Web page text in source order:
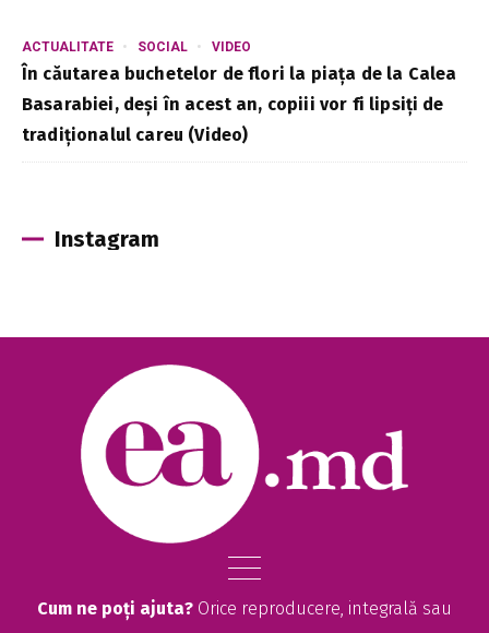
ACTUALITATE SOCIAL VIDEO
În căutarea buchetelor de flori la piața de la Calea
Basarabiei, deși în acest an, copiii vor fi lipsiți de
tradiționalul careu (Video)
Instagram
Cum ne poți ajuta? Orice reproducere, integrală sau